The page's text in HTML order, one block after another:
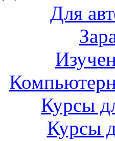
Для
Курсы
Курсы